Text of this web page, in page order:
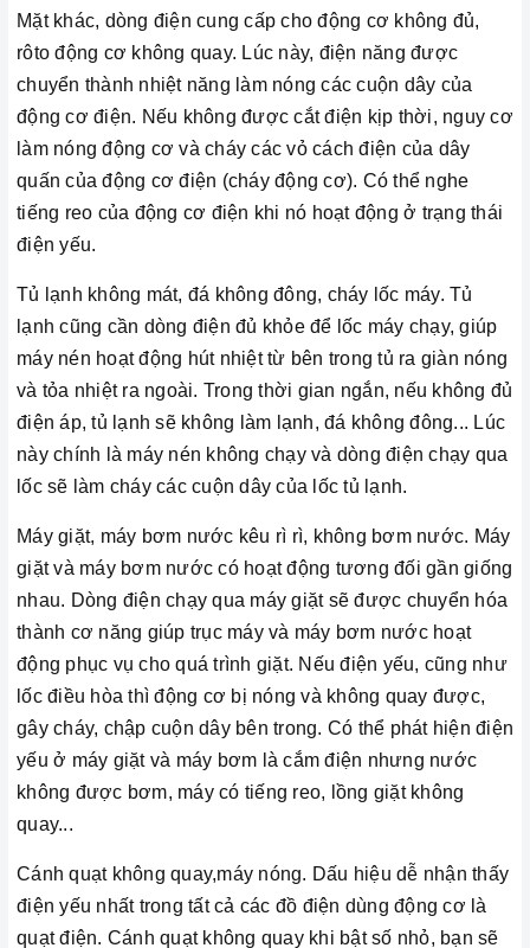
Mặt khác, dòng điện cung cấp cho động cơ không đủ,
rôto động cơ không quay. Lúc này, điện năng được
chuyển thành nhiệt năng làm nóng các cuộn dây của
động cơ điện. Nếu không được cắt điện kịp thời, nguy cơ
làm nóng động cơ và cháy các vỏ cách điện của dây
quấn của động cơ điện (cháy động cơ). Có thể nghe
tiếng reo của động cơ điện khi nó hoạt động ở trạng thái
điện yếu.
Tủ lạnh không mát, đá không đông, cháy lốc máy. Tủ
lạnh cũng cần dòng điện đủ khỏe để lốc máy chạy, giúp
máy nén hoạt động hút nhiệt từ bên trong tủ ra giàn nóng
và tỏa nhiệt ra ngoài. Trong thời gian ngắn, nếu không đủ
điện áp, tủ lạnh sẽ không làm lạnh, đá không đông... Lúc
này chính là máy nén không chạy và dòng điện chạy qua
lốc sẽ làm cháy các cuộn dây của lốc tủ lạnh.
Máy giặt, máy bơm nước kêu rì rì, không bơm nước. Máy
giặt và máy bơm nước có hoạt động tương đối gần giống
nhau. Dòng điện chạy qua máy giặt sẽ được chuyển hóa
thành cơ năng giúp trục máy và máy bơm nước hoạt
động phục vụ cho quá trình giặt. Nếu điện yếu, cũng như
lốc điều hòa thì động cơ bị nóng và không quay được,
gây cháy, chập cuộn dây bên trong. Có thể phát hiện điện
yếu ở máy giặt và máy bơm là cắm điện nhưng nước
không được bơm, máy có tiếng reo, lồng giặt không
quay...
Cánh quạt không quay,máy nóng. Dấu hiệu dễ nhận thấy
điện yếu nhất trong tất cả các đồ điện dùng động cơ là
quạt điện. Cánh quạt không quay khi bật số nhỏ, bạn sẽ